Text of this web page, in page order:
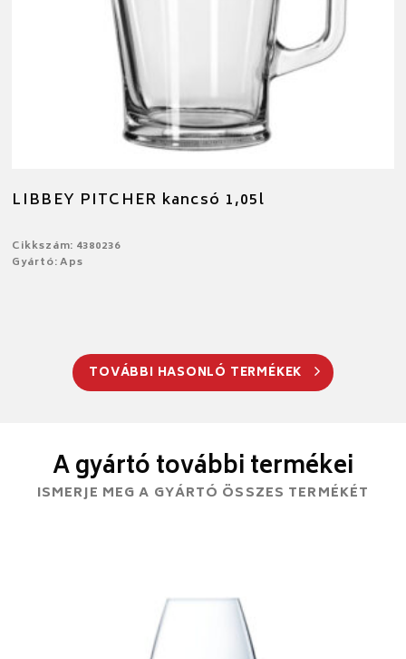
LIBBEY PITCHER kancsó 1,05l
Cikkszám: 4380236
Gyártó: Aps
TOVÁBBI HASONLÓ TERMÉKEK
A gyártó további termékei
ISMERJE MEG A GYÁRTÓ ÖSSZES TERMÉKÉT